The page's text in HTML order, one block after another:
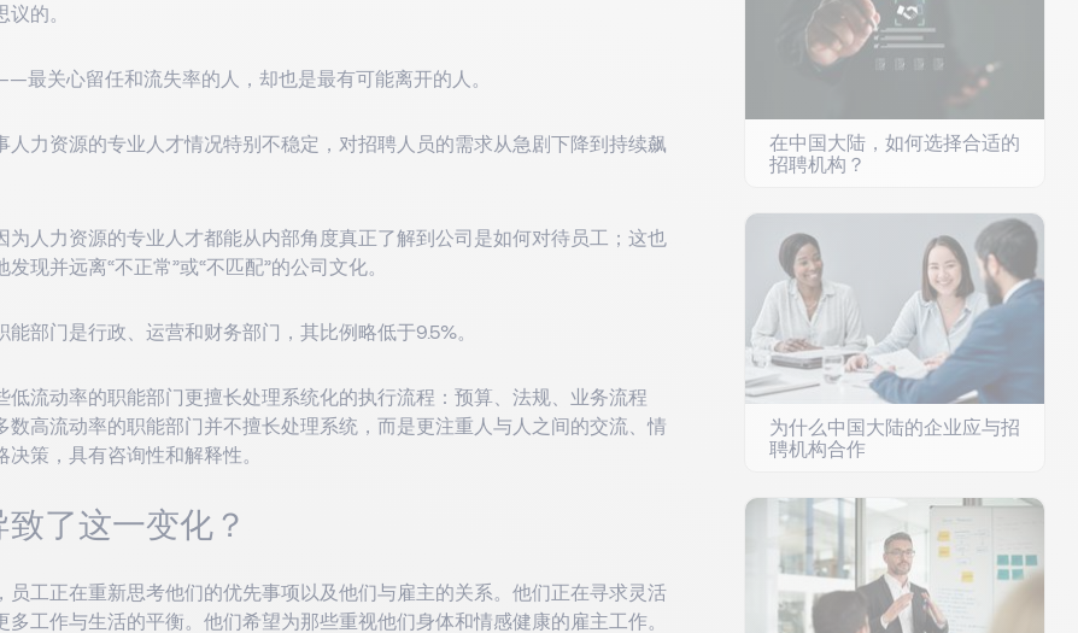
的。
最关心留任和流失率的人，却也是最有可能离开的人。
人力资源的专业人才情况特别不稳定，对招聘人员的需求从急剧下降到持续飙
为人力资源的专业人才都能从内部角度真正了解到公司是如何对待员工；这也
现并远离“不正常”或“不匹配”的公司文化。
能部门是行政、运营和财务部门，其比例略低于9.5%。
低流动率的职能部门更擅长处理系统化的执行流程：预算、法规、业务流程
数高流动率的职能部门并不擅长处理系统，而是更注重人与人之间的交流、情
决策，具有咨询性和解释性。
了这一变化？
员工正在重新思考他们的优先事项以及他们与雇主的关系。他们正在寻求灵活
多工作与生活的平衡。他们希望为那些重视他们身体和情感健康的雇主工作。
在中国大陆，如何选择合适的
招聘机构？
为什么中国大陆的企业应与招
聘机构合作